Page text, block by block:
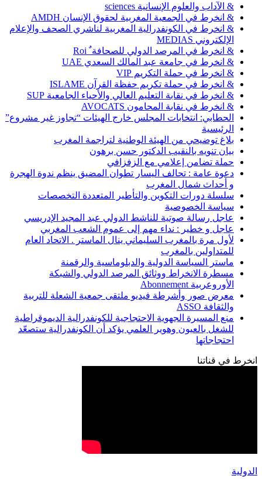
& الآداب والعلوم الإنسانية sciences
& انخرط في الجمعية المغربية لحقوق الإنسان AMDH
& انخرط في الكونفدرالية المغربية لناشري الصحف والإعلام
الإلكتروني MEDIAS
& انخرط في المرصد الدولي للصحافة ٌ Roi
& انخرط في جامعة عبد المالك السعدي UAE
& انخرط في حملة التكريم VIP
& انخرط في حملة تكريم حفظة القرآن ISLAME
& انخرط في نقابة التعليم العالي والأحياء الجامعية SUP
& انخرط في نقابة المحامون AVOCATS
الحطابي: انتخابات المجلس خارج الهيئات “تجاوز غير مشروع”
الرئيسية
بلاغ توضيحي من الهيئة الوطنية لتراجمة المغرب
بيان تنويه بالنقيب الدكتور حسن برهون
حملة تضامن إعلامي مع الزفزافي
دعوة عامة : تحالف اليسار تطوان المضيق ينظم ندوة الهجرة
و أحداث شمال المغرب
سلسلة دورات التكوين والتأطير المتعددة التخصصات
سياسة الخصوصية
عاجل رسالة صوتية للناشط الدولي عبد المجيد الإدريسي
عاجل و خطير : نداء مهم إلى عموم الشعب المغربي
لأول مرة بالمغرب السليماني ينال الماستر . الاتحاد العام
للمتداولين بالمغرب
ماستر السياسة الدولية والدبلوماسية والرقمنة
مسطرة الانخراط ووثائق المرصد الدولي والشبكة
الأوروعربية Abonnement
معرض صور وأشرطة فيديو ملتقى جمعية الشعلة للتربية
والثقافة ASSO
منع المسيرة الجهوية الاحتجاجية للكونفدرالية الديموقراطية
للشغل بالعيون وهوير العلمي يؤكد أن الكونفدرالية ستصعّد
احتجاجاتها
انخرط في قناتنا
الدولية